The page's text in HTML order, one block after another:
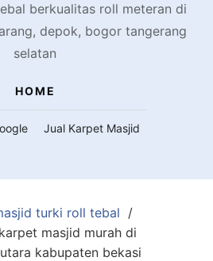
berkualitas roll meteran di
depok, bogor tangerang
selatan
HOME
Jual Karpet Masjid
turki roll tebal
masjid murah di
kabupaten bekasi